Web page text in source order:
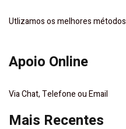
Utlizamos os melhores métodos
Apoio Online
Via Chat, Telefone ou Email
Mais Recentes